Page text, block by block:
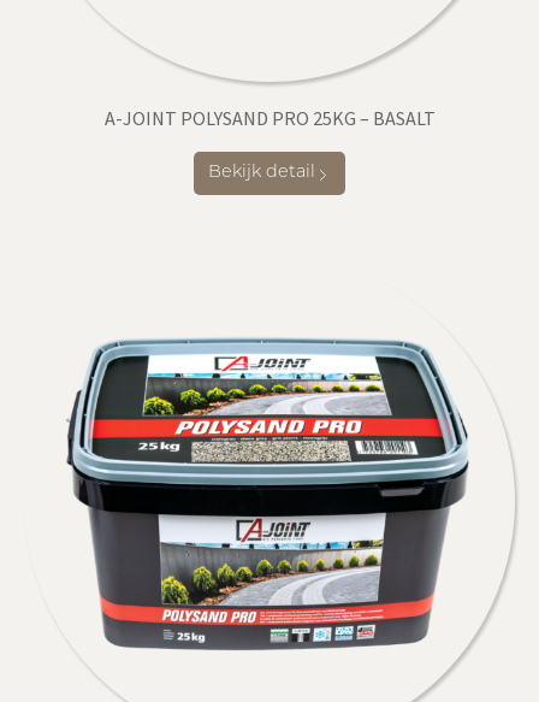
A-JOINT POLYSAND PRO 25KG – BASALT
Bekijk detail